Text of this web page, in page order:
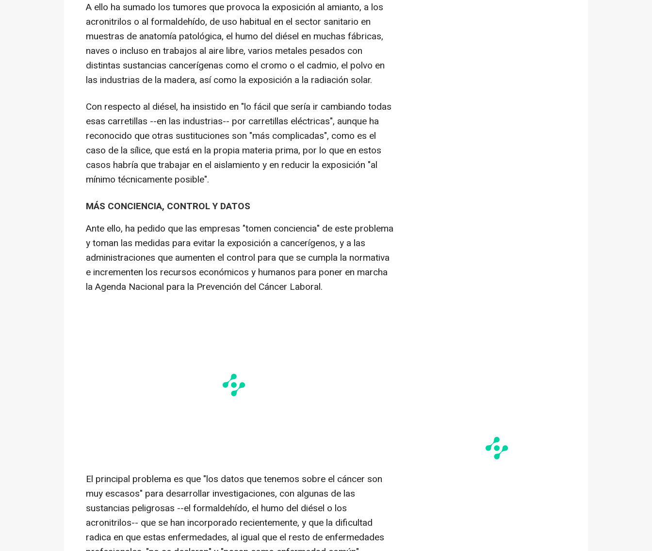
A ello ha sumado los tumores que provoca la exposición al amianto, a los
acronitrilos o al formaldehído, de uso habitual en el sector sanitario en
muestras de anatomía patológica, el humo del diésel en muchas fábricas,
naves o incluso en trabajos al aire libre, varios metales pesados con
distintas sustancias cancerígenas como el cromo o el cadmio, el polvo en
las industrias de la madera, así como la exposición a la radiación solar.
Con respecto al diésel, ha insistido en "lo fácil que sería ir cambiando todas
esas carretillas --en las industrias-- por carretillas eléctricas", aunque ha
reconocido que otras sustituciones son "más complicadas", como es el
caso de la sílice, que está en la propia materia prima, por lo que en estos
casos habría que trabajar en el aislamiento y en reducir la exposición "al
mínimo técnicamente posible".
MÁS CONCIENCIA, CONTROL Y DATOS
Ante ello, ha pedido que las empresas "tomen conciencia" de este problema
y toman las medidas para evitar la exposición a cancerígenos, y a las
administraciones que aumenten el control para que se cumpla la normativa
e incrementen los recursos económicos y humanos para poner en marcha
la Agenda Nacional para la Prevención del Cáncer Laboral.
El principal problema es que "los datos que tenemos sobre el cáncer son
muy escasos" para desarrollar investigaciones, con algunas de las
sustancias peligrosas --el formaldehído, el humo del diésel o los
acronitrilos-- que se han incorporado recientemente, y que la dificultad
radica en que estas enfermedades, al igual que el resto de enfermedades